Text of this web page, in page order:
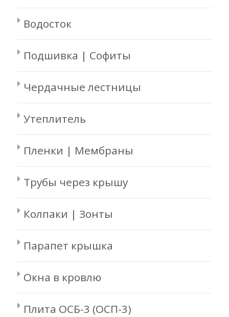
Водосток
Подшивка | Софиты
Чердачные лестницы
Утеплитель
Пленки | Мембраны
Трубы через крышу
Колпаки | Зонты
Парапет крышка
Окна в кровлю
Плита ОСБ-3 (ОСП-3)